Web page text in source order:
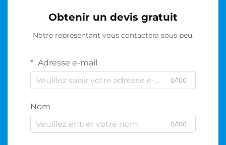
Obtenir un devis gratuit
Notre représentant vous contactera sous peu.
Adresse e-mail
0/100
Nom
0/100